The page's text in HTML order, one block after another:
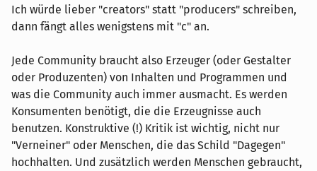
Ich würde lieber "creators" statt "producers" schreiben,
dann fängt alles wenigstens mit "c" an.
Jede Community braucht also Erzeuger (oder Gestalter
oder Produzenten) von Inhalten und Programmen und
was die Community auch immer ausmacht. Es werden
Konsumenten benötigt, die die Erzeugnisse auch
benutzen. Konstruktive (!) Kritik ist wichtig, nicht nur
"Verneiner" oder Menschen, die das Schild "Dagegen"
hochhalten. Und zusätzlich werden Menschen gebraucht,